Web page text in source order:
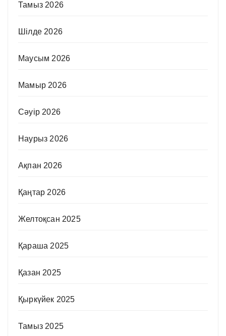
Тамыз 2026
Шілде 2026
Маусым 2026
Мамыр 2026
Сәуір 2026
Наурыз 2026
Ақпан 2026
Қаңтар 2026
Желтоқсан 2025
Қараша 2025
Қазан 2025
Қыркүйек 2025
Тамыз 2025